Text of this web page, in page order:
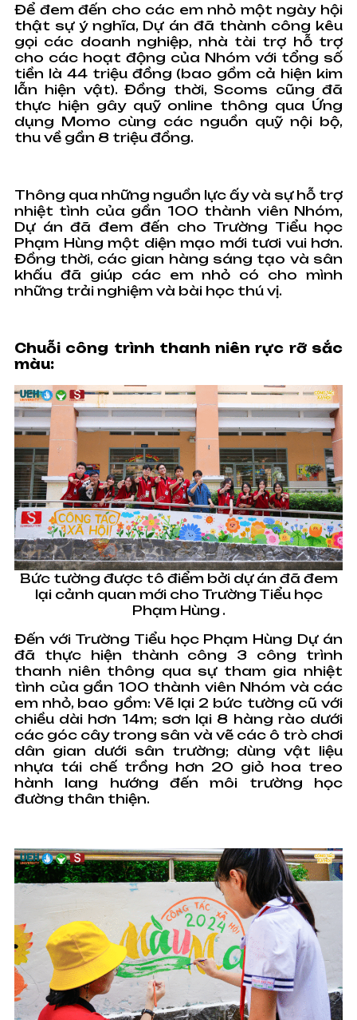
Để đem đến cho các em nhỏ một ngày hội
thật sự ý nghĩa, Dự án đã thành công kêu
gọi các doanh nghiệp, nhà tài trợ hỗ trợ
cho các hoạt động của Nhóm với tổng số
tiền là 44 triệu đồng (bao gồm cả hiện kim
lẫn hiện vật). Đồng thời, Scoms cũng đã
thực hiện gây quỹ online thông qua Ứng
dụng Momo cùng các nguồn quỹ nội bộ,
thu về gần 8 triệu đồng.
Thông qua những nguồn lực ấy và sự hỗ trợ
nhiệt tình của gần 100 thành viên Nhóm,
Dự án đã đem đến cho Trường Tiểu học
Phạm Hùng một diện mạo mới tươi vui hơn.
Đồng thời, các gian hàng sáng tạo và sân
khấu đã giúp các em nhỏ có cho mình
những trải nghiệm và bài học thú vị.
Chuỗi công trình thanh niên rực rỡ sắc
màu:
Bức tường được tô điểm bởi dự án đã đem
lại cảnh quan mới cho Trường Tiểu học
Phạm Hùng .
Đến với Trường Tiểu học Phạm Hùng Dự án
đã thực hiện thành công 3 công trình
thanh niên thông qua sự tham gia nhiệt
tình của gần 100 thành viên Nhóm và các
em nhỏ, bao gồm: Vẽ lại 2 bức tường cũ với
chiều dài hơn 14m; sơn lại 8 hàng rào dưới
các góc cây trong sân và vẽ các ô trò chơi
dân gian dưới sân trường; dùng vật liệu
nhựa tái chế trồng hơn 20 giỏ hoa treo
hành lang hướng đến môi trường học
đường thân thiện.